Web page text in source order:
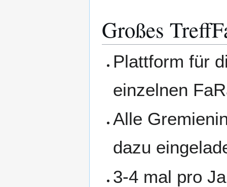
Großes
Plattform für
einzelnen
Alle
dazu
3-4 mal pro